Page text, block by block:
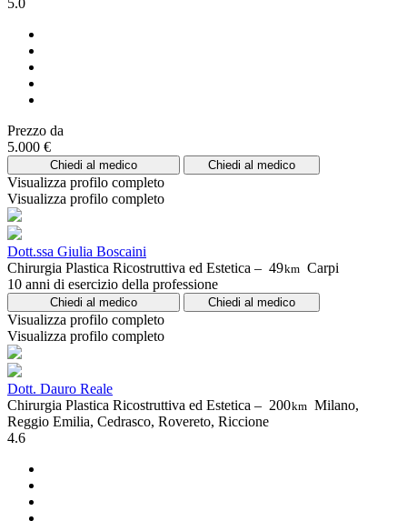
5.0
Prezzo da
5.000 €
Chiedi al medico Chiedi al medico
Visualizza profilo completo
Visualizza profilo completo
Dott.ssa Giulia Boscaini
Chirurgia Plastica Ricostruttiva ed Estetica – 49km Carpi
10 anni di esercizio della professione
Chiedi al medico Chiedi al medico
Visualizza profilo completo
Visualizza profilo completo
Dott. Dauro Reale
Chirurgia Plastica Ricostruttiva ed Estetica – 200km Milano,
Reggio Emilia, Cedrasco, Rovereto, Riccione
4.6